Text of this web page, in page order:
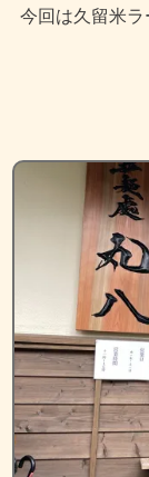
今回は久留米ラーメン丸八朝倉店！ こちらをご紹介させて